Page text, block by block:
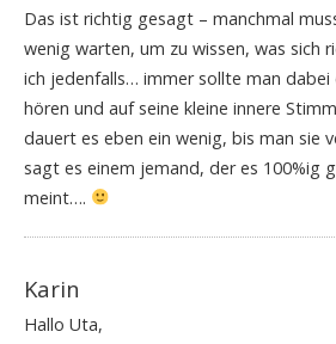
Das ist richtig gesagt – manchmal
wenig warten, um zu wissen, was sich
ich jedenfalls… immer sollte man dabei
hören und auf seine kleine innere
dauert es eben ein wenig, bis man sie
sagt es einem jemand, der es 100%ig
meint….
Karin
Hallo Uta,